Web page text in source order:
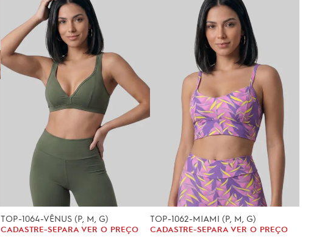
TOP-1064-VÊNUS (P, M, G)
CADASTRE-SEPARA VER O PREÇO
TOP-1062-MIAMI (P, M, G)
CADASTRE-SEPARA VER O PREÇO